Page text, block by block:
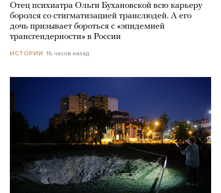
Отец психиатра Ольги Бухановской всю карьеру
боролся со стигматизацией транслюдей. А его
дочь призывает бороться с «эпидемией
трансгендерности» в России
ИСТОРИИ 16 часов назад